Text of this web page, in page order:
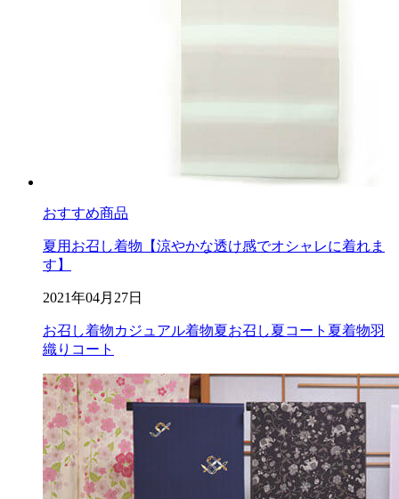
おすすめ商品
夏用お召し着物【涼やかな透け感でオシャレに着れま
す】
2021年04月27日
お召し着物カジュアル着物夏お召し夏コート 夏着物羽
織りコート